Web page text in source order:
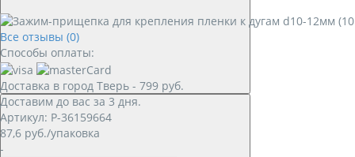
Все отзывы (0)
Способы оплаты:
Доставка в город Тверь - 799 руб.
Доставим до вас за 3 дня.
Артикул: P-36159664
87,6 руб./упаковка
-